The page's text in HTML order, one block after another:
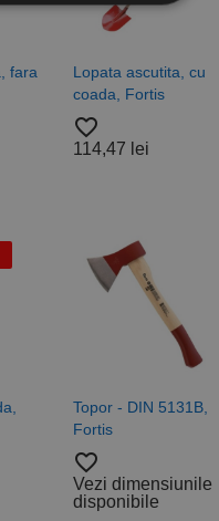
fara
Lopata ascutita, cu
coada, Fortis
favorite_border
114,47 lei
Topor - DIN 5131B,
Fortis
favorite_border
Vezi dimensiunile
disponibile
și gestionarea
este un
variabilelor de
generat
ului, dar un bun
utilizator între
- care este o
frecvent utilizat.
atribuirea unui
prin colectarea
de date privind
parte sau de un
Descriere